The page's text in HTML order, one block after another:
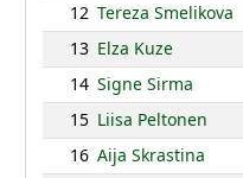
12 Tereza Smelikova
13 Elza Kuze
14 Signe Sirma
15 Liisa Peltonen
16 Aija Skrastina